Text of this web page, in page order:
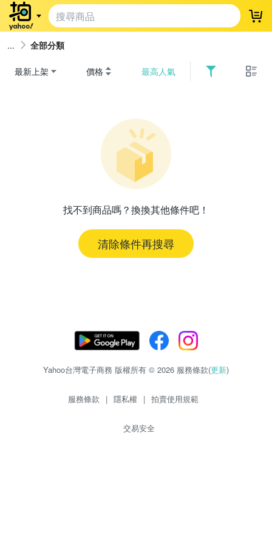
登
全部分類
最新上架 價格 最高人氣
找不到商品嗎？換換其他條件吧！
清除條件再搜尋
Yahoo台灣電子商務 版權所有 © 2026 服務條款(更新)
服務條款 | 隱私權 | 拍賣使用規範
交易安全